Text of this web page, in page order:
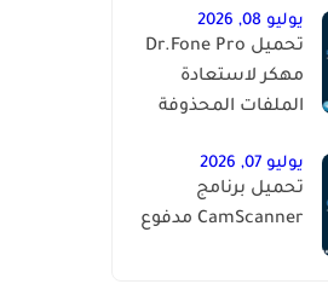
يوليو 08, 2026
تحميل Dr.Fone Pro
مهكر لاستعادة
الملفات المحذوفة
يوليو 07, 2026
تحميل برنامج
CamScanner مدفوع